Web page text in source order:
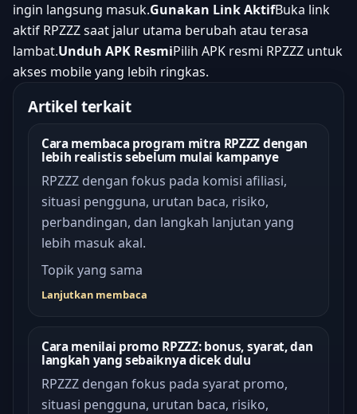
ingin langsung masuk.Gunakan Link AktifBuka link
aktif RPZZZ saat jalur utama berubah atau terasa
lambat.Unduh APK ResmiPilih APK resmi RPZZZ untuk
akses mobile yang lebih ringkas.
Artikel terkait
Cara membaca program mitra RPZZZ dengan
lebih realistis sebelum mulai kampanye
RPZZZ dengan fokus pada komisi afiliasi,
situasi pengguna, urutan baca, risiko,
perbandingan, dan langkah lanjutan yang
lebih masuk akal.
Topik yang sama
Lanjutkan membaca
Cara menilai promo RPZZZ: bonus, syarat, dan
langkah yang sebaiknya dicek dulu
RPZZZ dengan fokus pada syarat promo,
situasi pengguna, urutan baca, risiko,